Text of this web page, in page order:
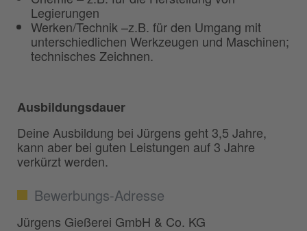
Legierungen
Werken/Technik –z.B. für den Umgang mit
unterschiedlichen Werkzeugen und Maschinen;
technisches Zeichnen.
Ausbildungsdauer
Deine Ausbildung bei Jürgens geht 3,5 Jahre,
kann aber bei guten Leistungen auf 3 Jahre
verkürzt werden.
Bewerbungs-Adresse
Jürgens Gießerei GmbH & Co. KG